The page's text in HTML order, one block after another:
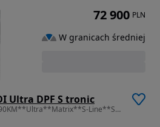
Ultra DPF S tronic
1968 cm3 • 190 KM • 2.0**190KM**Ultra**Matrix**S-Line**Serwis**Polecam**
72 900 PLN
W granicach średniej